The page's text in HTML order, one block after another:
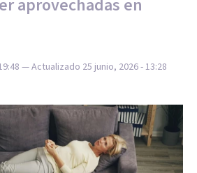
aprovechadas en
— Actualizado 25 junio, 2026 - 13:28